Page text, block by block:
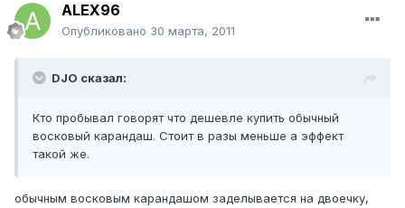
ALEX96
Опубликовано 30 марта, 2011
DJO сказал:
Кто пробывал говорят что дешевле купить обычный
восковый карандаш. Стоит в разы меньше а эффект
такой же.
обычным восковым карандашом заделывается на двоечку,